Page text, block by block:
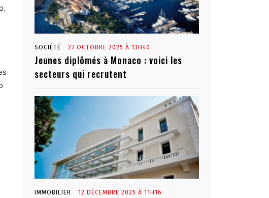
SOCIÉTÉ 27 OCTOBRE 2025 À 13H40
Jeunes diplômés à Monaco : voici les
secteurs qui recrutent
IMMOBILIER 12 DÉCEMBRE 2025 À 11H16